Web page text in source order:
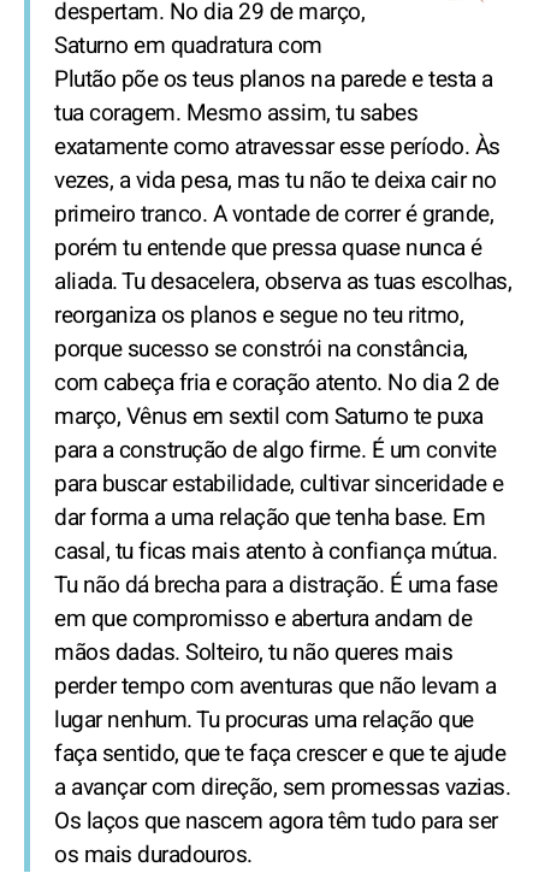
despertam. No dia 29 de março,
Saturno em quadratura com
Plutão põe os teus planos na parede e testa a
tua coragem. Mesmo assim, tu sabes
exatamente como atravessar esse período. Às
vezes, a vida pesa, mas tu não te deixa cair no
primeiro tranco. A vontade de correr é grande,
porém tu entende que pressa quase nunca é
aliada. Tu desacelera, observa as tuas escolhas,
reorganiza os planos e segue no teu ritmo,
porque sucesso se constrói na constância,
com cabeça fria e coração atento. No dia 2 de
março, Vênus em sextil com Saturno te puxa
para a construção de algo firme. É um convite
para buscar estabilidade, cultivar sinceridade e
dar forma a uma relação que tenha base. Em
casal, tu ficas mais atento à confiança mútua.
Tu não dá brecha para a distração. É uma fase
em que compromisso e abertura andam de
mãos dadas. Solteiro, tu não queres mais
perder tempo com aventuras que não levam a
lugar nenhum. Tu procuras uma relação que
faça sentido, que te faça crescer e que te ajude
a avançar com direção, sem promessas vazias.
Os laços que nascem agora têm tudo para ser
os mais duradouros.